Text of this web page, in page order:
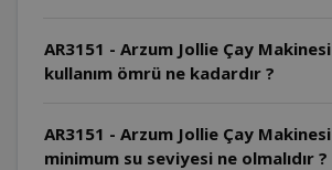
AR3151 - Arzum Jollie Çay Makinesi
kullanım ömrü ne kadardır ?
AR3151 - Arzum Jollie Çay Makinesi
minimum su seviyesi ne olmalıdır ?